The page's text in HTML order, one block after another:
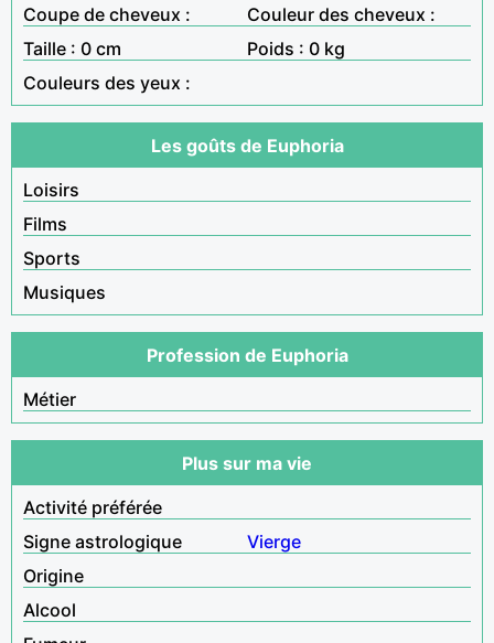
Coupe de cheveux :
Couleur des cheveux :
Taille : 0 cm
Poids : 0 kg
Couleurs des yeux :
Les goûts de Euphoria
Loisirs
Films
Sports
Musiques
Profession de Euphoria
Métier
Plus sur ma vie
Activité préférée
Signe astrologique
Vierge
Origine
Alcool